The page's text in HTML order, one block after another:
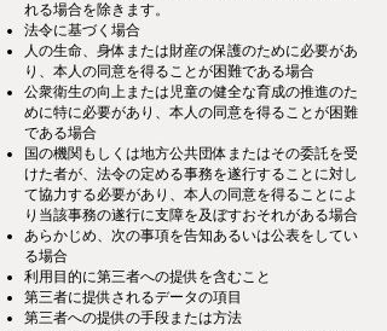
れる場合を除きます。
法令に基づく場合
人の生命、身体または財産の保護のために必要があ
り、本人の同意を得ることが困難である場合
公衆衛生の向上または児童の健全な育成の推進のた
めに特に必要があり、本人の同意を得ることが困難
である場合
国の機関もしくは地方公共団体またはその委託を受
けた者が、法令の定める事務を遂行することに対し
て協力する必要があり、本人の同意を得ることによ
り当該事務の遂行に支障を及ぼすおそれがある場合
あらかじめ、次の事項を告知あるいは公表をしてい
る場合
利用目的に第三者への提供を含むこと
第三者に提供されるデータの項目
第三者への提供の手段または方法